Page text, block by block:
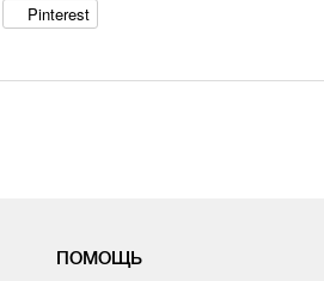
Pinterest
ПОМОЩЬ